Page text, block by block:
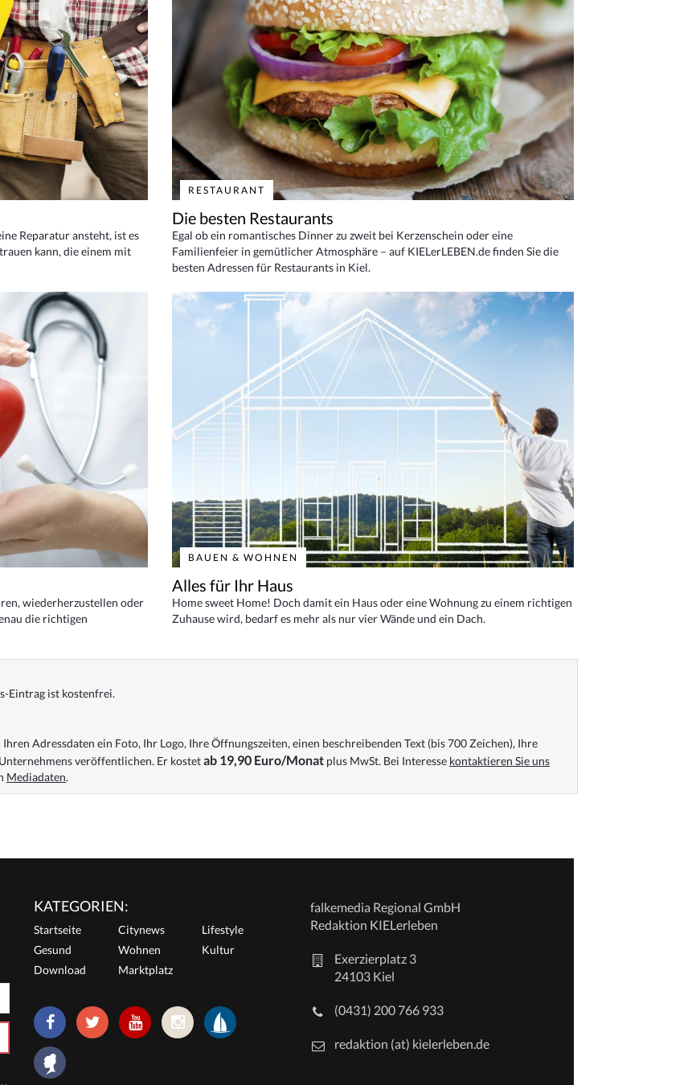
Reparatur ansteht, ist es
kann, die einem mit
RESTAURANT
Die besten Restaurants
Egal ob ein romantisches Dinner zu zweit bei Kerzenschein oder eine
Familienfeier in gemütlicher Atmosphäre – auf KIELerLEBEN.de finden Sie die
besten Adressen für Restaurants in Kiel.
wiederherzustellen oder
die richtigen
BAUEN & WOHNEN
Alles für Ihr Haus
Home sweet Home! Doch damit ein Haus oder eine Wohnung zu einem richtigen
Zuhause wird, bedarf es mehr als nur vier Wände und ein Dach.
Eintrag ist kostenfrei.
Adressdaten ein Foto, Ihr Logo, Ihre Öffnungszeiten, einen beschreibenden Text (bis 700 Zeichen), Ihre
veröffentlichen. Er kostetab 19,90 Euro/Monat plus MwSt. Bei Interesse kontaktieren Sie uns
Mediadaten.
KATEGORIEN:
Startseite Citynews
Lifestyle
Gesund
Wohnen
Kultur
Download
Marktplatz
falkemedia Regional GmbH
Redaktion KIELerleben
Exerzierplatz 3
24103 Kiel
(0431) 200 766 933
redaktion (at) kielerleben.de